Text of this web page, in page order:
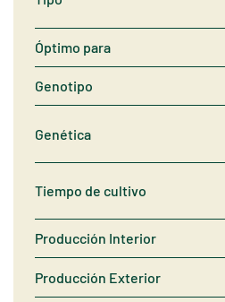
Óptimo para
Genotipo
Genética
Tiempo de cultivo
Producción Interior
Producción Exterior